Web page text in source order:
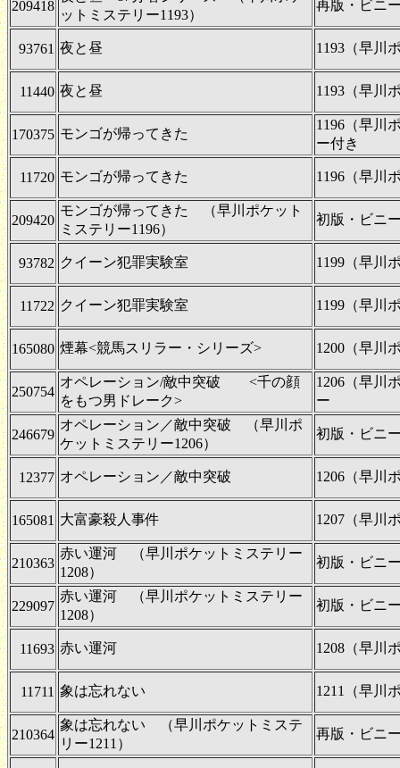
209418
ットミステリー1193）
再版・ビニ
93761 夜と昼 1193（早川
11440 夜と昼 1193（早川
170375 モンゴが帰ってきた
1196（早川
ー付き
11720 モンゴが帰ってきた 1196（早川
209420
モンゴが帰ってきた （早川ポケット
ミステリー1196）
初版・ビニ
93782 クイーン犯罪実験室 1199（早川
11722 クイーン犯罪実験室 1199（早川
165080 煙幕<競馬スリラー・シリーズ> 1200（早川
250754
オペレーション/敵中突破 <千の顔
をもつ男ドレーク>
1206（早川
ー
246679
オペレーション／敵中突破 （早川ポ
ケットミステリー1206）
初版・ビニ
12377 オペレーション／敵中突破 1206（早川
165081 大富豪殺人事件 1207（早川
210363
赤い運河 （早川ポケットミステリー
1208）
初版・ビニ
229097
赤い運河 （早川ポケットミステリー
1208）
初版・ビニ
11693 赤い運河 1208（早川
11711 象は忘れない 1211（早川
210364
象は忘れない （早川ポケットミステ
リー1211）
再版・ビニ